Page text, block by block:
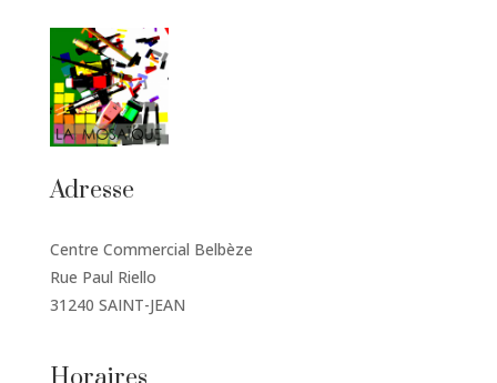
Adresse
Centre Commercial Belbèze
Rue Paul Riello
31240 SAINT-JEAN